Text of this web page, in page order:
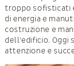
troppo sofisticati
di energia e
costruzione e
dell’edificio.
attenzione e